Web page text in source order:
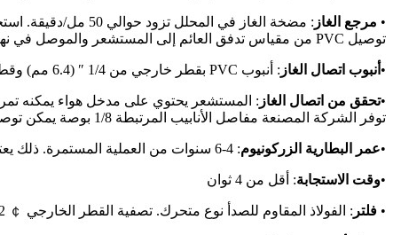
• مرجع الغاز
: مضخة الغاز في
توصيل PVC من مقياس تدفق العائم إلى المستشعر والموصل في نهاية المستشعر مع جهاز الإرسال.
• أنبوب اتصال الغاز : أنبوب PVC بقطر خارجي من 1/4 ″ (6.4 مم) وقطر داخلي من 4 (مم).
•تحقق من اتصال الغاز
توفر الشركة المصنعة مفاصل الأنابيب المرتبطة 1/8 بوصة يمكن توصيلها بأنابيب PVC.
•عمر البطارية الزركونيوم: 4-6 سنوات من العملية المستمرة. ذلك يعتمد على تكوين غاز المداخن ودرجة الحرارة. ستؤثر التشغيل المتقطع على عمر الخدمة ، ويجب أن يظل السخان يعمل بشكل مستمر.
•وقت الاستجابة: أقل من 4 ثوان
• فلتر : الفولاذ المقاوم للصدأ نوع متحرك. تصفية القطر الخارجي ￠ 42 (مم)